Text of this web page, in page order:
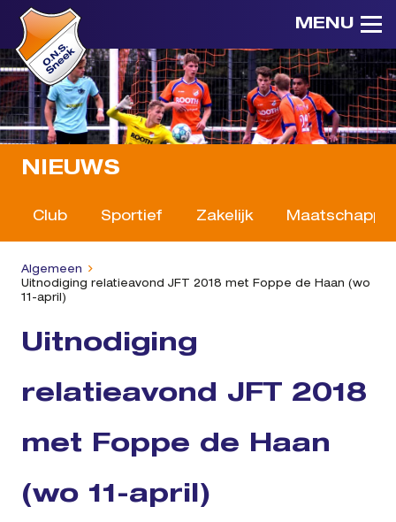
MENU
NIEUWS
Club Sportief Zakelijk
Algemeen
Uitnodiging relatieavond JFT 2018 met Foppe de Haan (wo
11-april)
Uitnodiging
relatieavond JFT 2018
met Foppe de Haan
(wo 11-april)